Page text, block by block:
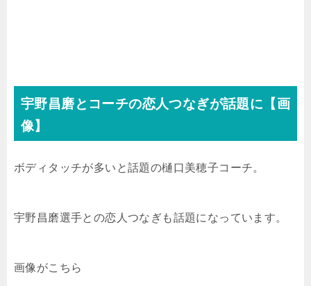
宇野昌磨とコーチの恋人つなぎが話題に【画
像】
ボディタッチが多いと話題の樋口美穂子コーチ。
宇野昌磨選手との恋人つなぎも話題になっています。
画像がこちら